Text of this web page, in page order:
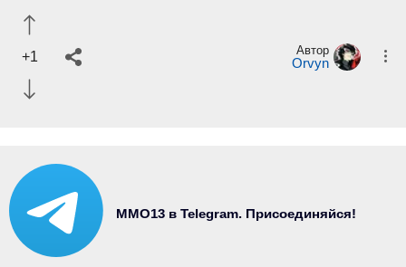
+1 Автор
Orvyn
MMO13 в Telegram. Присоединяйся!